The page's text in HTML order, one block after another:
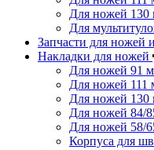
Для ножей 130
Для
Запчасти для ножей
Накладки для ножей
Для ножей 91
Для ножей 111
Для ножей 130
Для ножей 84/
Для ножей 58/
Корпуса для